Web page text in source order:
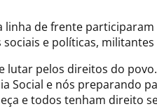
de frente
e políticas,
pelos direitos do
Social e nós preparando
e todos tenham direito